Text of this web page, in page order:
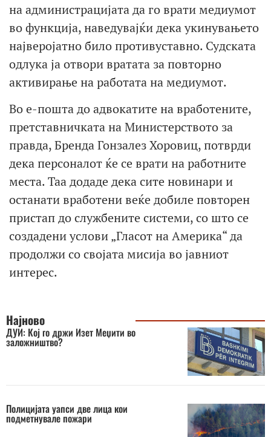
на администрацијата да го врати медиумот
во функција, наведувајќи дека укинувањето
најверојатно било противуставно. Судската
одлука ја отвори вратата за повторно
активирање на работата на медиумот.
Во е-пошта до адвокатите на вработените,
претставничката на Министерството за
правда, Бренда Гонзалез Хоровиц, потврди
дека персоналот ќе се врати на работните
места. Таа додаде дека сите новинари и
останати вработени веќе добиле повторен
пристап до службените системи, со што се
создадени услови „Гласот на Америка“ да
продолжи со својата мисија во јавниот
интерес.
Најново
ДУИ: Кој го држи Изет Меџити во
заложништво?
Полицијата уапси две лица кои
подметнувале пожари